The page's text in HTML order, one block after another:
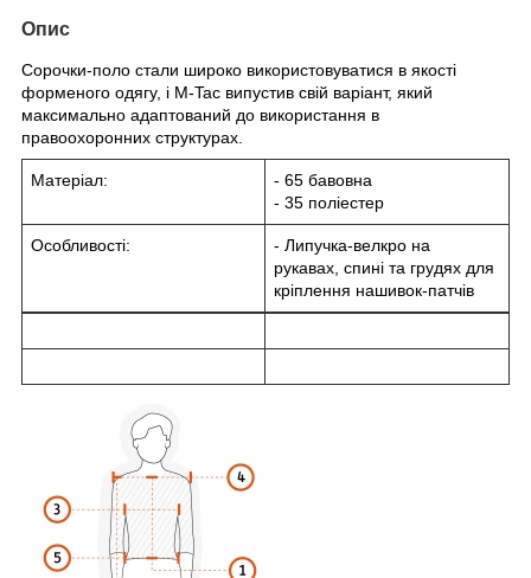
Опис
Сорочки-поло стали широко використовуватися в якості
форменого одягу, і M-Tac випустив свій варіант, який
максимально адаптований до використання в
правоохоронних структурах.
Матеріал:
- 65 бавовна
- 35 поліестер
Особливості:
- Липучка-велкро на
рукавах, спині та грудях для
кріплення нашивок-патчів